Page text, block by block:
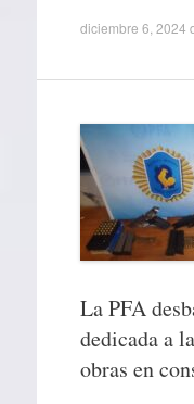
diciembre 6, 2024
La PFA
dedicada a
obras en